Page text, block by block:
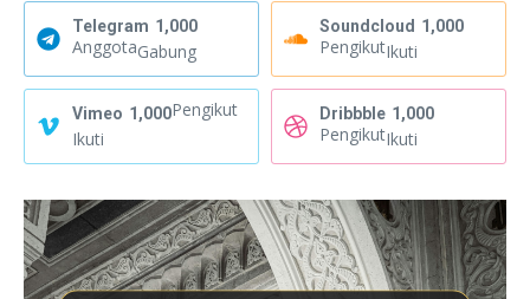
Telegram 1,000
AnggotaGabung
Soundcloud 1,000
PengikutIkuti
Vimeo 1,000Pengikut
Ikuti
Dribbble 1,000
PengikutIkuti